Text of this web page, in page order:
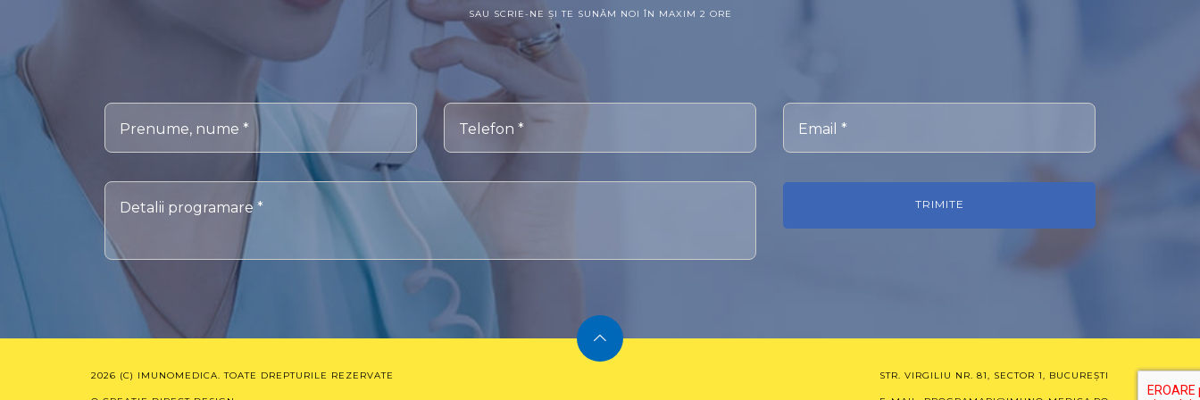
SAU SCRIE-NE ȘI TE SUNĂM NOI ÎN MAXIM 2 ORE
Prenume, nume * Telefon * Email *
Detalii programare * TRIMITE
2026 (C) IMUNOMEDICA. TOATE DREPTURILE REZERVATE STR. VIRGILIU NR. 81, SECTOR 1, BUCUREȘTI